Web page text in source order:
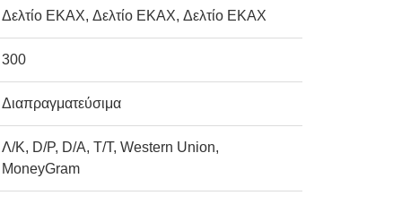
Δελτίο ΕΚΑΧ, Δελτίο ΕΚΑΧ, Δελτίο ΕΚΑΧ
300
Διαπραγματεύσιμα
Λ/Κ, D/P, D/A, T/T, Western Union,
MoneyGram